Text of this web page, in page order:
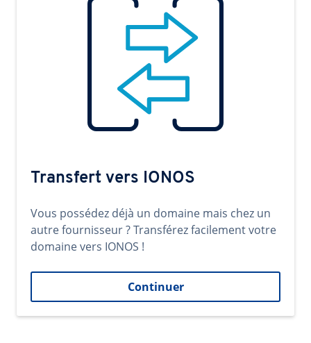
Transfert vers IONOS
Vous possédez déjà un domaine mais chez un
autre fournisseur ? Transférez facilement votre
domaine vers IONOS !
Continuer